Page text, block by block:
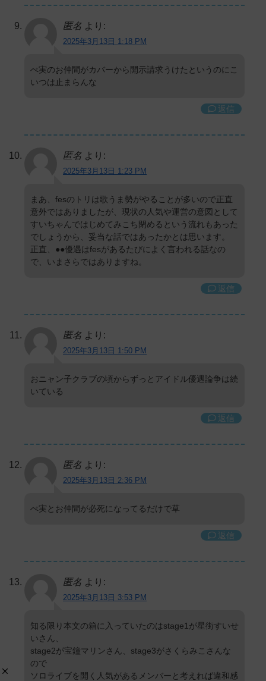
匿名 より:
2025年3月13日 1:18 PM
ぺ実のお仲間がカバーから開示請求うけたというのにこ
いつは止まらんな
返信
匿名 より:
2025年3月13日 1:23 PM
まあ、fesのトリは歌うま勢がやることが多いので正直
意外ではありましたが、現状の人気や運営の意図として
すいちゃんではじめてみこち閉めるという流れもあった
でしょうから、妥当な話ではあったかとは思います。
正直、●●優遇はfesがあるたびによく言われる話なの
で、いまさらではありますね。
返信
匿名 より:
2025年3月13日 1:50 PM
おニャン子クラブの頃からずっとアイドル優遇論争は続
いている
返信
匿名 より:
2025年3月13日 2:36 PM
ぺ実とお仲間が必死になってるだけで草
返信
匿名 より:
2025年3月13日 3:53 PM
知る限り本文の箱に入っていたのはstage1が星街すいせ
いさん、
stage2が宝鐘マリンさん、stage3がさくらみこさんな
ので
ソロライブを開く人気があるメンバーと考えれば違和感